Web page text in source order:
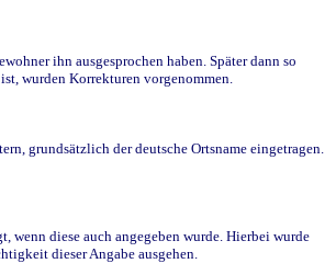
ihn ausgesprochen haben. Später dann so
wurden Korrekturen vorgenommen.
grundsätzlich der deutsche Ortsname eingetragen.
wenn diese auch angegeben wurde. Hierbei wurde
dieser Angabe ausgehen.